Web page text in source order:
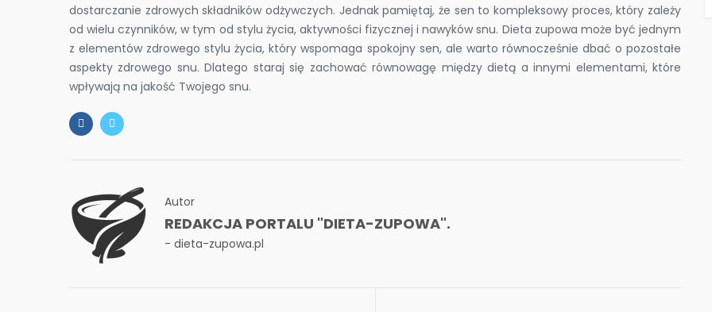
dostarczanie zdrowych składników odżywczych. Jednak pamiętaj, że sen to kompleksowy proces, który zależy
od wielu czynników, w tym od stylu życia, aktywności fizycznej i nawyków snu. Dieta zupowa może być jednym
z elementów zdrowego stylu życia, który wspomaga spokojny sen, ale warto równocześnie dbać o pozostałe
aspekty zdrowego snu. Dlatego staraj się zachować równowagę między dietą a innymi elementami, które
wpływają na jakość Twojego snu.
Autor
REDAKCJA PORTALU "DIETA-ZUPOWA".
- dieta-zupowa.pl